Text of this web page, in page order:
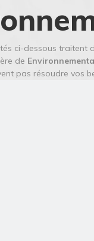
ci-dessous traitent
de
pas résoudre vos